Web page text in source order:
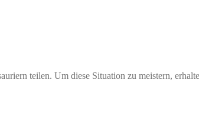
teilen. Um diese Situation zu meistern,